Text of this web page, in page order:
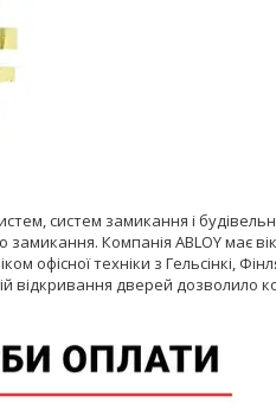
систем замикання і
Компанія ABLOY має
офісної техніки з Гельсінкі,
відкривання дверей дозволило